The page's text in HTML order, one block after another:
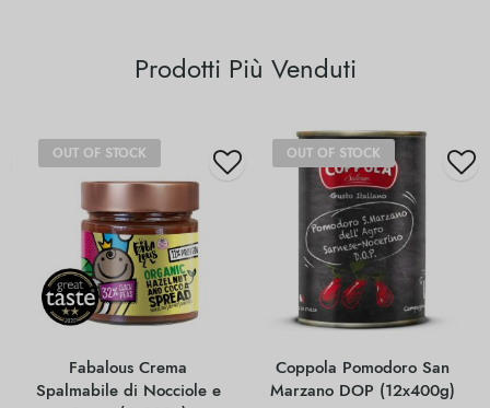
Prodotti Più Venduti
OUT OF STOCK
Fabalous Crema
Spalmabile di Nocciole e
OUT OF STOCK
Coppola Pomodoro San
Marzano DOP (12x400g)